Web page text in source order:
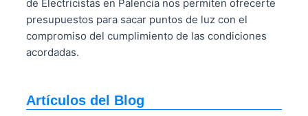
de Electricistas en Palencia nos permiten ofrecerte
presupuestos para sacar puntos de luz con el
compromiso del cumplimiento de las condiciones
acordadas.
Artículos del Blog